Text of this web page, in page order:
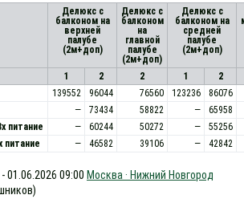
Делюкс с
балконом на
верхней
палубе
(2м+доп)
Делюкс с
балконом
на
главной
палубе
(2м+доп)
Делюкс с
балконом на
средней
палубе
(2м+доп)
1 2 2 1
2
139552 96044 76560 123236
86076
— 73434 58822 —
65958
питание
— 60244 50272 —
55256
питание
— 46582 39106 — 42842
01.06.2026 09:00 Москва · Нижний Новгород